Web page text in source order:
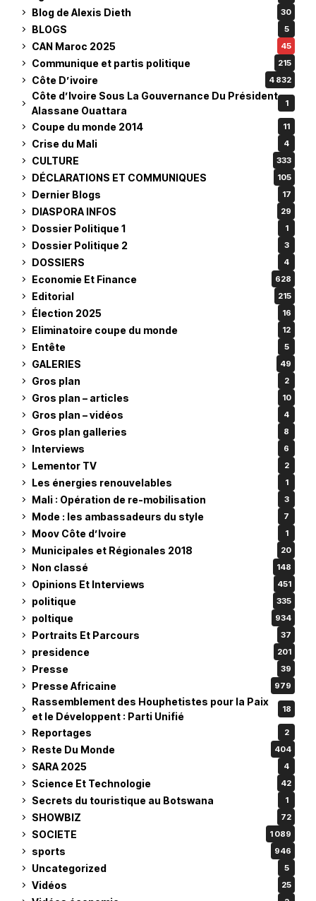
Blog de Alexis Dieth
30
BLOGS 5
CAN Maroc 2025 45
Communique et partis politique 215
Côte D’ivoire 4 832
Côte d’Ivoire Sous La Gouvernance Du Président
Alassane Ouattara
1
Coupe du monde 2014 11
Crise du Mali 4
CULTURE 333
DÉCLARATIONS ET COMMUNIQUES 105
Dernier Blogs 17
DIASPORA INFOS 29
Dossier Politique 1 1
Dossier Politique 2 3
DOSSIERS 4
Economie Et Finance 628
Editorial 215
Élection 2025 16
Eliminatoire coupe du monde 12
Entête 5
GALERIES 49
Gros plan 2
Gros plan – articles 10
Gros plan – vidéos 4
Gros plan galleries 8
Interviews 6
Lementor TV 2
Les énergies renouvelables 1
Mali : Opération de re-mobilisation 3
Mode : les ambassadeurs du style 7
Moov Côte d’Ivoire 1
Municipales et Régionales 2018 20
Non classé 148
Opinions Et Interviews 451
politique 335
poltique 934
Portraits Et Parcours 37
presidence 201
Presse 39
Presse Africaine 979
Rassemblement des Houphetistes pour la Paix
et le Développent : Parti Unifié
18
Reportages 2
Reste Du Monde 404
SARA 2025 4
Science Et Technologie 42
Secrets du touristique au Botswana 1
SHOWBIZ 72
SOCIETE 1 089
sports 946
Uncategorized 5
Vidéos 25